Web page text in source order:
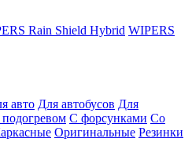
Rain Shield Hybrid WIPERS
авто Для автобусов Для
С форсунками Со
Оригинальные Резинки